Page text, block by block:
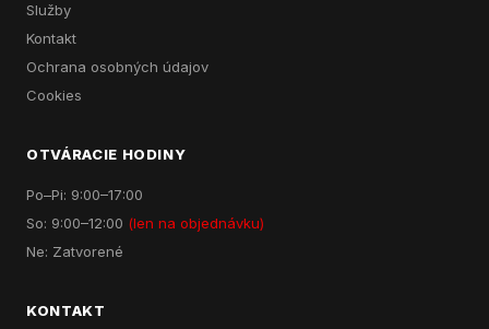
Služby
Kontakt
Ochrana osobných údajov
Cookies
OTVÁRACIE HODINY
Po–Pi: 9:00–17:00
So: 9:00–12:00 (len na objednávku)
Ne: Zatvorené
KONTAKT